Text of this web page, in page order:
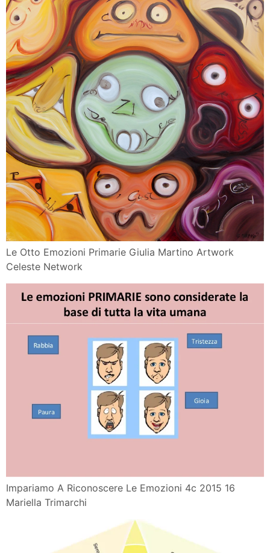
Le Otto Emozioni Primarie Giulia Martino Artwork
Celeste Network
Impariamo A Riconoscere Le Emozioni 4c 2015 16
Mariella Trimarchi